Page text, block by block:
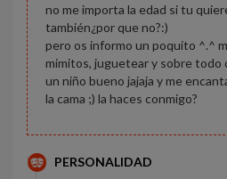
no me importa la edad si tu
también¿por que no?:)
pero os informo un poquito ^.^
mimitos, juguetear y sobre todo
un niño bueno jajaja y me
la cama ;) la haces conmigo?
PERSONALIDAD